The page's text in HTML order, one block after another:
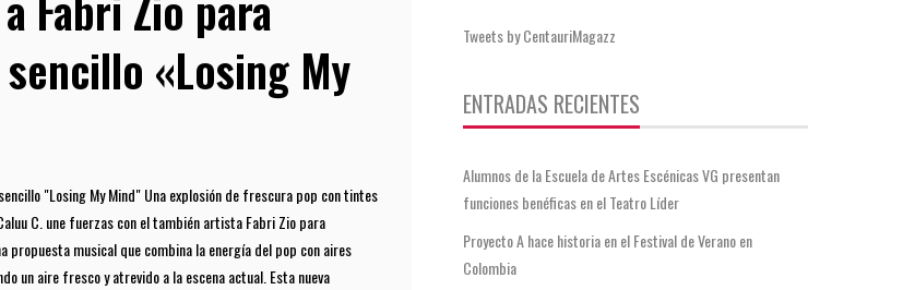
«Losing My
"Losing My Mind" Una explosión de frescura pop con tintes
C. une fuerzas con el también artista Fabri Zio para
propuesta musical que combina la energía del pop con aires
un aire fresco y atrevido a la escena actual. Esta nueva
Tweets by CentauriMagazz
ENTRADAS RECIENTES
Alumnos de la Escuela de Artes Escénicas VG presentan
funciones benéficas en el Teatro Líder
Proyecto A hace historia en el Festival de Verano en
Colombia